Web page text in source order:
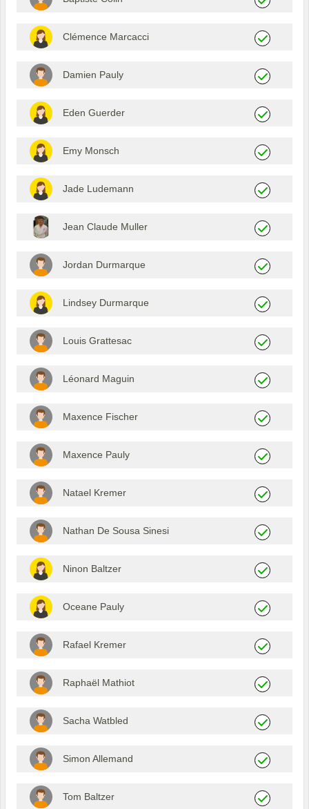
Clémence Marcacci
Damien Pauly
Eden Guerder
Emy Monsch
Jade Ludemann
Jean Claude Muller
Jordan Durmarque
Lindsey Durmarque
Louis Grattesac
Léonard Maguin
Maxence Fischer
Maxence Pauly
Natael Kremer
Nathan De Sousa Sinesi
Ninon Baltzer
Oceane Pauly
Rafael Kremer
Raphaël Mathiot
Sacha Watbled
Simon Allemand
Tom Baltzer